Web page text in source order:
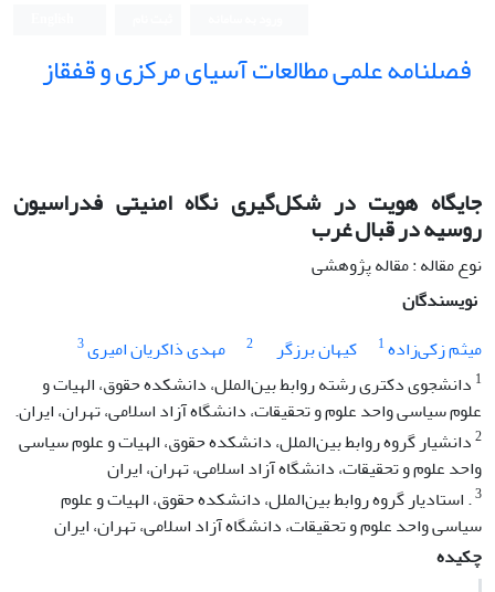
فصلنامه علمی مطالعات آسیای مرکزی و قفقاز
جایگاه هویت در شکل‌گیری نگاه امنیتی فدراسیون
روسیه در قبال غرب
نوع مقاله : مقاله پژوهشی
نویسندگان
میثم زکی‌زاده1 کیهان برزگر 2 مهدی ذاکریان امیری3
1 دانشجوی دکتری رشته روابط بین‌الملل، دانشکده حقوق، الهیات و
علوم سیاسی واحد علوم و تحقیقات، دانشگاه آزاد اسلامی، تهران، ایران.
2دانشیار گروه روابط بین‌الملل، دانشکده حقوق، الهیات و علوم سیاسی
واحد علوم و تحقیقات، دانشگاه آزاد اسلامی، تهران، ایران
3. استادیار گروه روابط بین‌الملل، دانشکده حقوق، الهیات و علوم
سیاسی واحد علوم و تحقیقات، دانشگاه آزاد اسلامی، تهران، ایران
چکیده